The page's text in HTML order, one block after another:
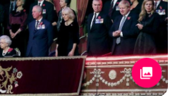
Lifestyle
& Liebe
Exklusiv